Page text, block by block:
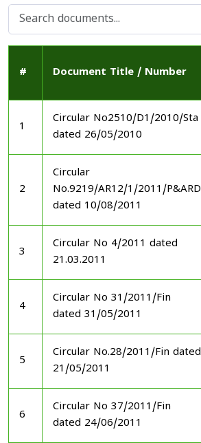
# Document Title / Number
1
Circular No2510/D1/2010/Sta
dated 26/05/2010
2
Circular
No.9219/AR12/1/2011/P&ARD
dated 10/08/2011
3
Circular No 4/2011 dated
21.03.2011
4
Circular No 31/2011/Fin
dated 31/05/2011
5
Circular No.28/2011/Fin dated
21/05/2011
6
Circular No 37/2011/Fin
dated 24/06/2011